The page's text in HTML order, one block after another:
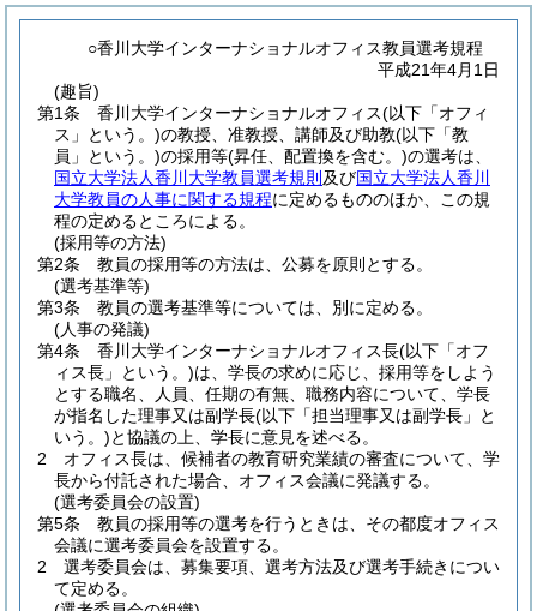
○香川大学インターナショナルオフィス教員選考規程
平成21年4月1日
(趣旨)
第1条
香川大学インターナショナルオフィス(以下「オフィ
ス」という。)の教授、准教授、講師及び助教(以下「教
員」という。)の採用等(昇任、配置換を含む。)の選考は、
国立大学法人香川大学教員選考規則 及び国立大学法人香川
大学教員の人事に関する規程に定めるもののほか、この規
程の定めるところによる。
(採用等の方法)
第2条
教員の採用等の方法は、公募を原則とする。
(選考基準等)
第3条
教員の選考基準等については、別に定める。
(人事の発議)
第4条
香川大学インターナショナルオフィス長(以下「オフ
ィス長」という。)は、学長の求めに応じ、採用等をしよう
とする職名、人員、任期の有無、職務内容について、学長
が指名した理事又は副学長(以下「担当理事又は副学長」と
いう。)と協議の上、学長に意見を述べる。
2
オフィス長は、候補者の教育研究業績の審査について、学
長から付託された場合、オフィス会議に発議する。
(選考委員会の設置)
第5条
教員の採用等の選考を行うときは、その都度オフィス
会議に選考委員会を設置する。
2
選考委員会は、募集要項、選考方法及び選考手続きについ
て定める。